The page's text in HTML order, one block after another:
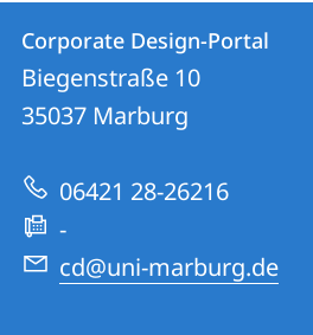
Kontakt
und
Informationen
zur
Website
Kontaktinformationen
Corporate
Design-
Corporate Design-Portal
Biegenstraße 10
35037 Marburg
06421 28-26216
-
cd@uni-marburg.de